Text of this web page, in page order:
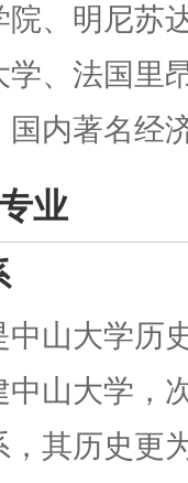
院、明尼苏
学、法国里
国内著名经
业
中山大学历
中山大学，
，其历史更